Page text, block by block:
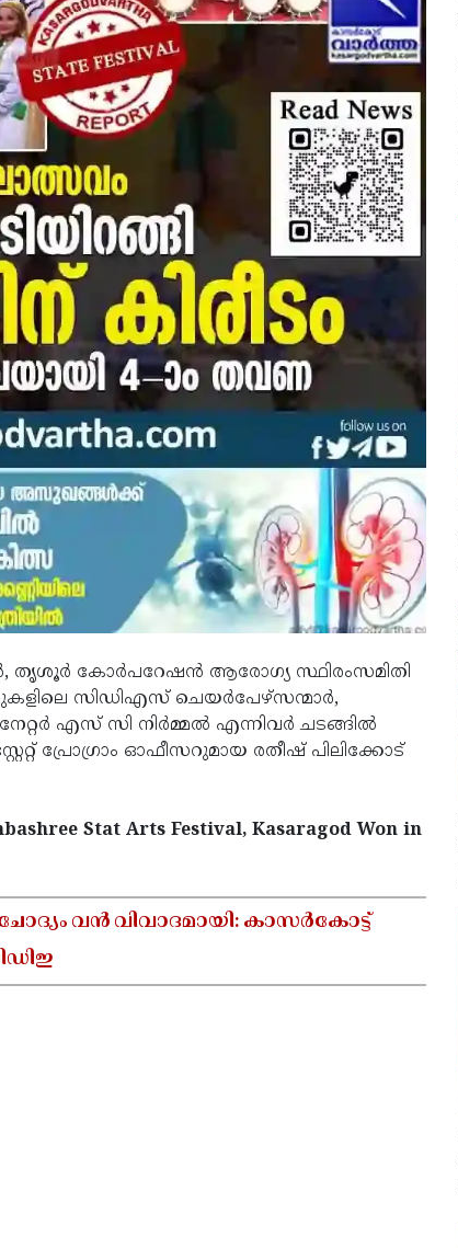
തൃശൂര്‍ കോര്‍പറേഷന്‍ ആരോഗ്യ സ്ഥിരംസമിതി
സിഡിഎസ് ചെയര്‍പേഴ്‌സന്മാര്‍,
എസ് സി നിര്‍മ്മല്‍ എന്നിവര്‍ ചടങ്ങില്‍
പ്രോഗ്രാം ഓഫീസറുമായ രതീഷ് പിലിക്കോട്
Stat Arts Festival, Kasaragod Won in
വൻ വിവാദമായി: കാസർകോട്ട്